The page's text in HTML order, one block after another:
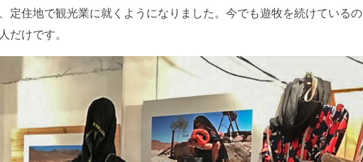
定住地で観光業に就くようになりました。今でも遊牧を続けているの
だけです。